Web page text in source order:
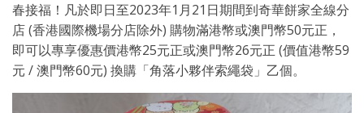
春接福！凡於即日至2023年1月21日期間到奇華餅家全線分
店 (香港國際機場分店除外) 購物滿港幣或澳門幣50元正，
即可以專享優惠價港幣25元正或澳門幣26元正 (價值港幣59
元 / 澳門幣60元) 換購「角落小夥伴索繩袋」乙個。